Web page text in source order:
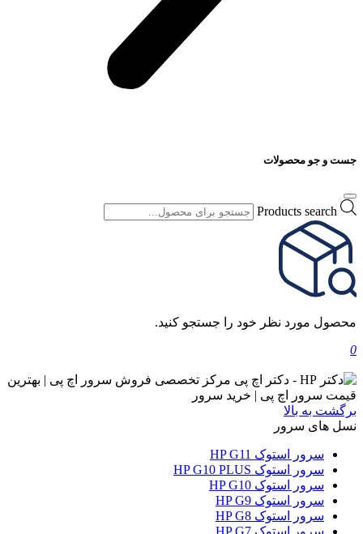
جست و جو محصولات
Products search
محصول مورد نظر خود را جستجو کنید.
0
برگشت به بالا
نسل های سرور
سرور استوک HP G11
سرور استوک HP G10 PLUS
سرور استوک HP G10
سرور استوک HP G9
سرور استوک HP G8